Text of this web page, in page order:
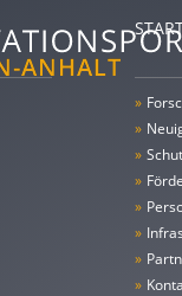
»
»
»
»
»
»
»
»